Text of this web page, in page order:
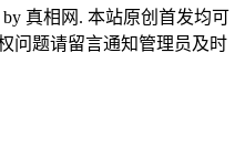
by 真相网. 本站原创首发均可
问题请留言通知管理员及时